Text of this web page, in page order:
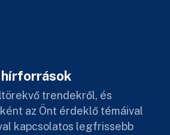
trendekről, és
az Önt érdeklő témáival
kapcsolatos legfrissebb